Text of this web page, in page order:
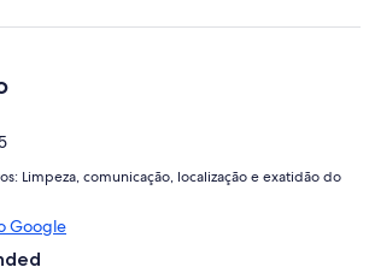
Limpeza, comunicação, localização e exatidão do
Google